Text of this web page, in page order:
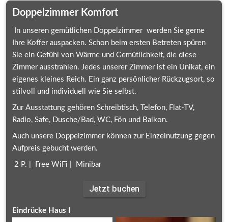
Doppelzimmer Komfort
In unseren gemütlichen Doppelzimmer  werden Sie gerne
Ihre Koffer auspacken. Schon beim ersten Betreten spüren
Sie ein Gefühl von Wärme und Gemütlichkeit, die diese
Zimmer ausstrahlen. Jedes unserer Zimmer ist ein Unikat, ein
eigenes kleines Reich. Ein ganz persönlicher Rückzugsort, so
stilvoll und individuell wie Sie selbst.
Zur Ausstattung gehören Schreibtisch, Telefon, Flat-TV,
Radio, Safe, Dusche/Bad, WC, Fön und Balkon.
Auch unsere Doppelzimmer können zur Einzelnutzung gegen
Aufpreis gebucht werden.
2 P. |  Free WiFi |  Minibar
Jetzt buchen
Eindrücke Haus I